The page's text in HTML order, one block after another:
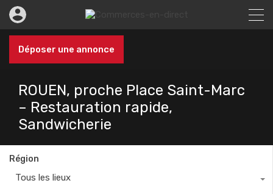
Déposer une annonce
ROUEN, proche Place Saint-Marc
– Restauration rapide,
Sandwicherie
Région
Tous les lieux